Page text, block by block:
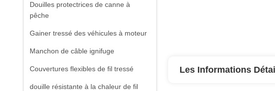
Douilles protectrices de canne à
pêche
Gainer tressé des véhicules à moteur
Manchon de câble ignifuge
Couvertures flexibles de fil tressé
douille résistante à la chaleur de fil
Les Informations